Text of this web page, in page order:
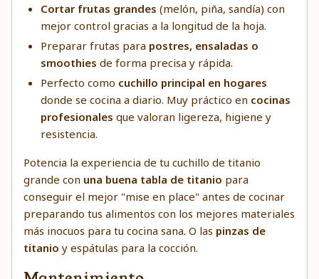
Cortar frutas grandes (melón, piña, sandía) con
mejor control gracias a la longitud de la hoja.
Preparar frutas para postres, ensaladas o
smoothies de forma precisa y rápida.
Perfecto como cuchillo principal en hogares
donde se cocina a diario. Muy práctico en cocinas
profesionales que valoran ligereza, higiene y
resistencia.
Potencia la experiencia de tu cuchillo de titanio
grande con una buena tabla de titanio para
conseguir el mejor "mise en place" antes de cocinar
preparando tus alimentos con los mejores materiales
más inocuos para tu cocina sana. O las pinzas de
titanio y espátulas para la cocción.